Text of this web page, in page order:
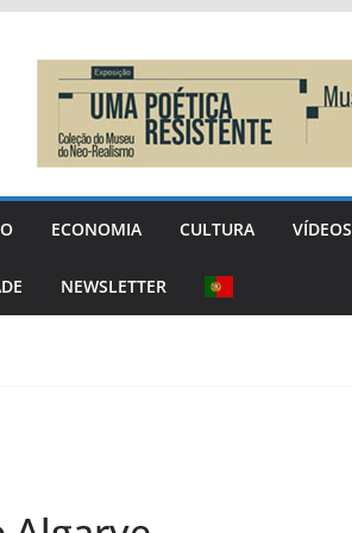
ECONOMIA CULTURA VÍDEOS
NEWSLETTER